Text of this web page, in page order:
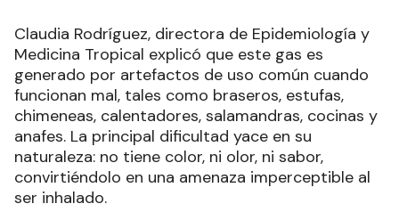
Claudia Rodríguez, directora de Epidemiología y
Medicina Tropical explicó que este gas es
generado por artefactos de uso común cuando
funcionan mal, tales como braseros, estufas,
chimeneas, calentadores, salamandras, cocinas y
anafes. La principal dificultad yace en su
naturaleza: no tiene color, ni olor, ni sabor,
convirtiéndolo en una amenaza imperceptible al
ser inhalado.